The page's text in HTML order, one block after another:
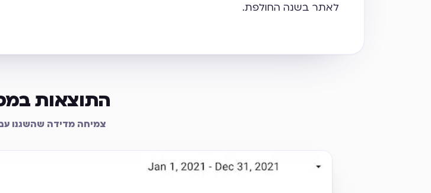
לאתר בשנה החולפת.
התוצאות
צמיחה מדידה שהשגנו